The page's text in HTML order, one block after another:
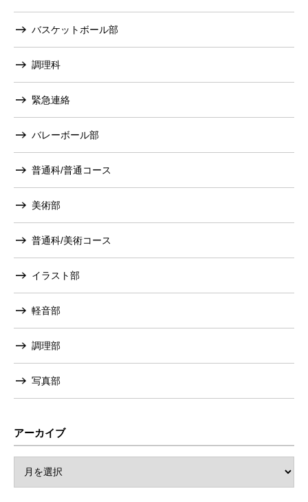
バスケットボール部
調理科
緊急連絡
バレーボール部
普通科/普通コース
美術部
普通科/美術コース
イラスト部
軽音部
調理部
写真部
アーカイブ